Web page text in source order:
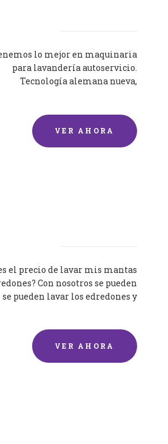
lo mejor en maquinaria
para lavandería autoservicio.
Tecnología alemana nueva,
VER AHORA
el precio de lavar mis mantas
Con nosotros se pueden
se pueden lavar los edredones y
VER AHORA